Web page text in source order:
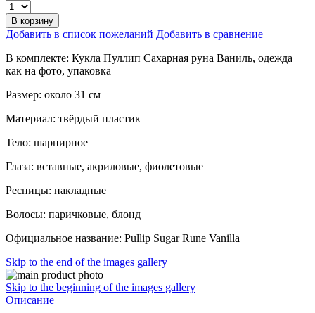
В корзину
Добавить в список пожеланий Добавить в сравнение
В комплекте: Кукла Пуллип Сахарная руна Ваниль, одежда
как на фото, упаковка
Размер: около 31 см
Материал: твёрдый пластик
Тело: шарнирное
Глаза: вставные, акриловые, фиолетовые
Ресницы: накладные
Волосы: паричковые, блонд
Официальное название: Pullip Sugar Rune Vanilla
Skip to the end of the images gallery
Skip to the beginning of the images gallery
Описание